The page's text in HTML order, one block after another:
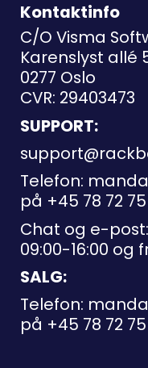
Kontaktinfo
C/O Visma
Karenslyst allé
0277 Oslo
CVR: 29403473
SUPPORT:
Telefon:
på +45 78 72
Chat og e-
09:00-16:00 og
SALG:
Telefon:
på +45 78 72